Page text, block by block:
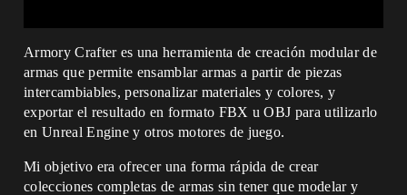
Armory Crafter es una herramienta de creación modular de
armas que permite ensamblar armas a partir de piezas
intercambiables, personalizar materiales y colores, y
exportar el resultado en formato FBX u OBJ para utilizarlo
en Unreal Engine y otros motores de juego.
Mi objetivo era ofrecer una forma rápida de crear
colecciones completas de armas sin tener que modelar y